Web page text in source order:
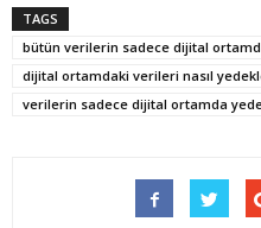
TAGS
bütün verilerin sadece dijital
dijital ortamdaki verileri nasıl
verilerin sadece dijital ortamda